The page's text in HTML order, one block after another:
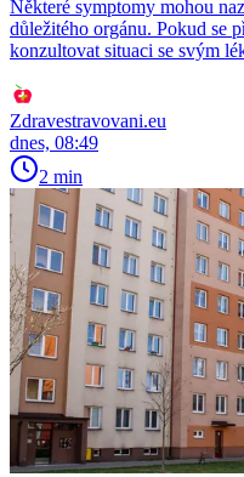
Některé symptomy mohou
důležitého orgánu. Pokud se
konzultovat situaci se svým
Zdravestravovani.eu
dnes, 08:49
2 min